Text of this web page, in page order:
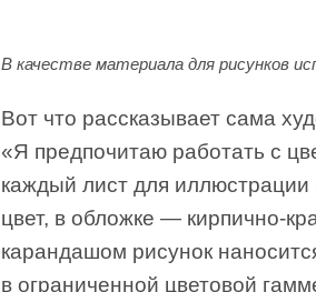
В качестве материала для рисунков
Вот что рассказывает сама
«Я предпочитаю работать с
каждый лист для иллюстрации
цвет, в обложке — кирпично-
карандашом рисунок
в ограниченной цветовой